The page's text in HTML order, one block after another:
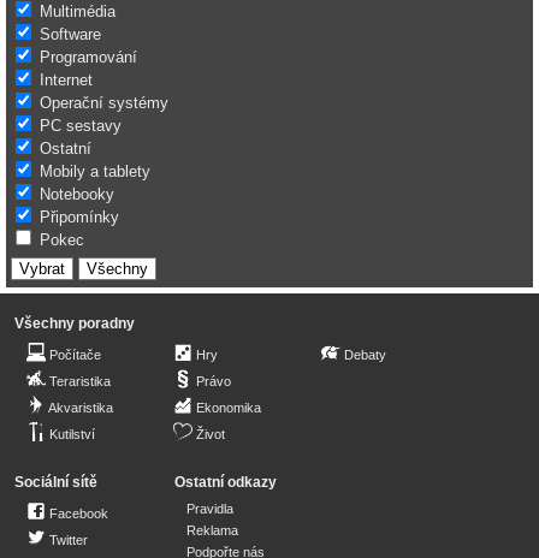
Multimédia
Software
Programování
Internet
Operační systémy
PC sestavy
Ostatní
Mobily a tablety
Notebooky
Připomínky
Pokec
Všechny poradny
Počítače
Teraristika
Akvaristika
Kutilství
Hry
Právo
Ekonomika
Život
Debaty
Sociální sítě
Facebook
Twitter
Ostatní odkazy
Pravidla
Reklama
Podpořte nás